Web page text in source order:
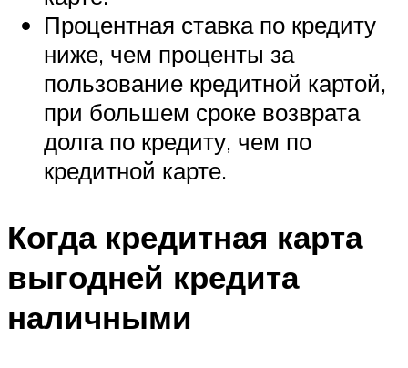
Процентная ставка по кредиту
ниже, чем проценты за
пользование кредитной картой,
при большем сроке возврата
долга по кредиту, чем по
кредитной карте.
Когда кредитная карта
выгодней кредита
наличными